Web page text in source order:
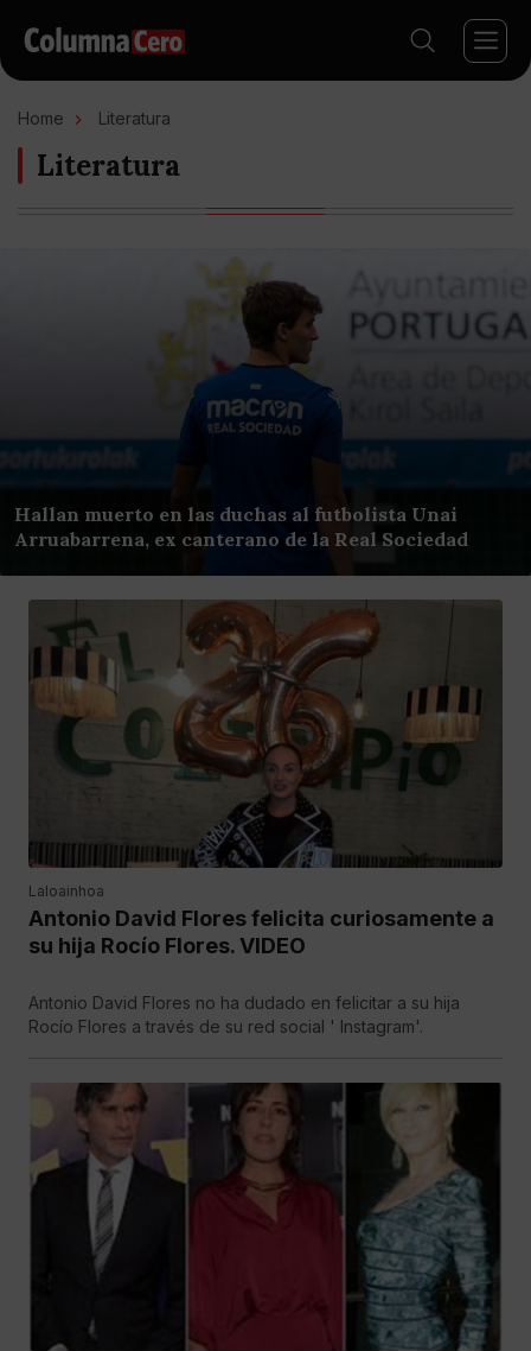
Home Literatura
Literatura
Hallan muerto en las duchas al futbolista Unai
Arruabarrena, ex canterano de la Real Sociedad
Laloainhoa
Antonio David Flores felicita curiosamente a
su hija Rocío Flores. VIDEO
Antonio David Flores no ha dudado en felicitar a su hija
Rocío Flores a través de su red social ' Instagram'.